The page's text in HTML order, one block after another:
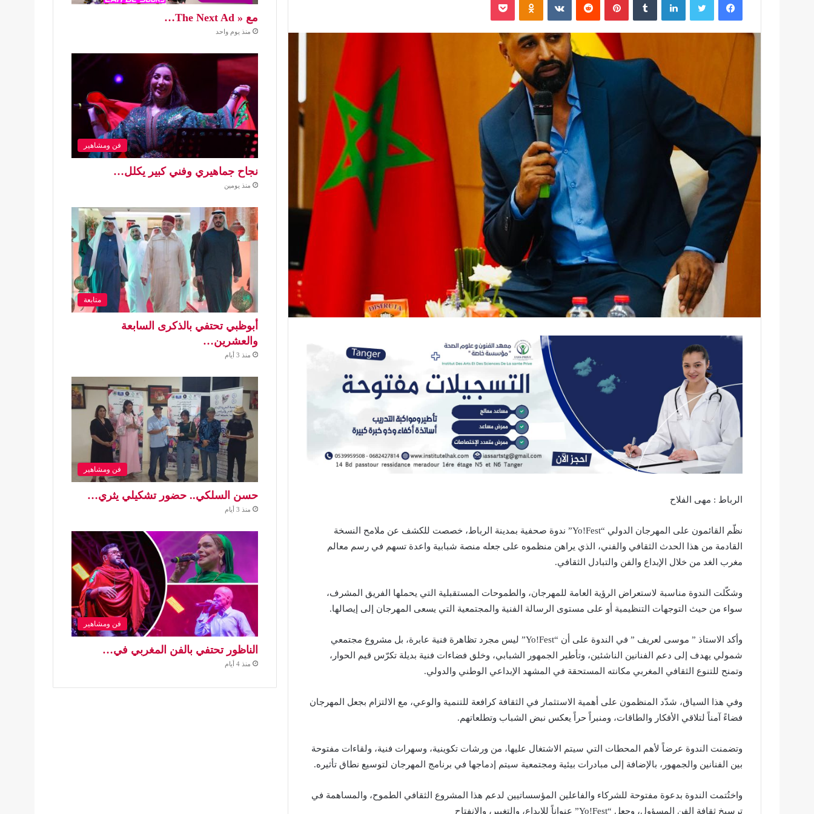
الرباط : مهى الفلاح
نظّم القائمون على المهرجان الدولي “Yo!Fest” ندوة صحفية بمدينة الرباط، خصصت للكشف عن ملامح النسخة
القادمة من هذا الحدث الثقافي والفني، الذي يراهن منظموه على جعله منصة شبابية واعدة تسهم في رسم معالم
مغرب الغد من خلال الإبداع والفن والتبادل الثقافي.
وشكّلت الندوة مناسبة لاستعراض الرؤية العامة للمهرجان، والطموحات المستقبلية التي يحملها الفريق المشرف،
سواء من حيث التوجهات التنظيمية أو على مستوى الرسالة الفنية والمجتمعية التي يسعى المهرجان إلى إيصالها.
وأكد الاستاذ ” موسى لعريف ” في الندوة على أن “Yo!Fest” ليس مجرد تظاهرة فنية عابرة، بل مشروع مجتمعي
شمولي يهدف إلى دعم الفنانين الناشئين، وتأطير الجمهور الشبابي، وخلق فضاءات فنية بديلة تكرّس قيم الحوار،
وتمنح للتنوع الثقافي المغربي مكانته المستحقة في المشهد الإبداعي الوطني والدولي.
وفي هذا السياق، شدّد المنظمون على أهمية الاستثمار في الثقافة كرافعة للتنمية والوعي، مع الالتزام بجعل المهرجان
فضاءً آمناً لتلاقي الأفكار والطاقات، ومنبراً حراً يعكس نبض الشباب وتطلعاتهم.
وتضمنت الندوة عرضاً لأهم المحطات التي سيتم الاشتغال عليها، من ورشات تكوينية، وسهرات فنية، ولقاءات مفتوحة
بين الفنانين والجمهور، بالإضافة إلى مبادرات بيئية ومجتمعية سيتم إدماجها في برنامج المهرجان لتوسيع نطاق تأثيره.
واختُتمت الندوة بدعوة مفتوحة للشركاء والفاعلين المؤسساتيين لدعم هذا المشروع الثقافي الطموح، والمساهمة في
ترسيخ ثقافة الفن المسؤول، وجعل “Yo!Fest” عنواناً للإبداع، والتغيير، والانفتاح
مع « The Next Ad…
منذ يوم واحد
فن ومشاهير
نجاح جماهيري وفني كبير يكلل…
منذ يومين
متابعة
أبوظبي تحتفي بالذكرى السابعة
والعشرين…
منذ 3 أيام
فن ومشاهير
حسن السلكي.. حضور تشكيلي يثري…
منذ 3 أيام
فن ومشاهير
الناظور تحتفي بالفن المغربي في…
منذ 4 أيام